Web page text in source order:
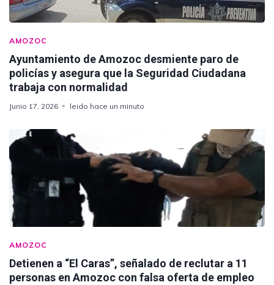
AMOZOC
Ayuntamiento de Amozoc desmiente paro de
policías y asegura que la Seguridad Ciudadana
trabaja con normalidad
Junio 17, 2026 leido hace un minuto
AMOZOC
Detienen a “El Caras”, señalado de reclutar a 11
personas en Amozoc con falsa oferta de empleo